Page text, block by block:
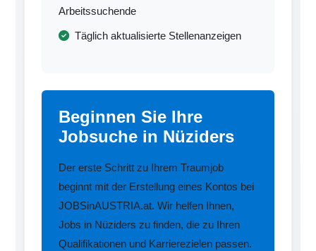
Arbeitssuchende
Täglich aktualisierte Stellenanzeigen
Beginnen Sie Ihre
Jobsuche in Nüziders
Der erste Schritt zu Ihrem Traumjob
beginnt mit der Erstellung eines Kontos bei
JOBSinAUSTRIA.at. Wir helfen Ihnen,
Jobs in Nüziders zu finden, die zu Ihren
Qualifikationen und Karrierezielen passen.